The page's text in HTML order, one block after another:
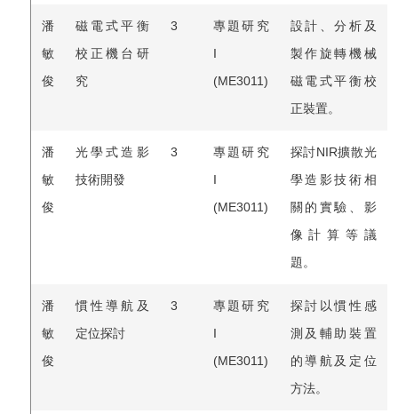
潘
敏
俊
磁電式平衡
校正機台研
究
3
專題研究
I
(ME3011)
設計、分析及
製作旋轉機械
磁電式平衡校
正裝置。
潘
敏
俊
光學式造影
技術開發
3
專題研究
I
(ME3011)
探討NIR擴散光
學造影技術相
關的實驗、影
像計算等議
題。
潘
敏
俊
慣性導航及
定位探討
3
專題研究
I
(ME3011)
探討以慣性感
測及輔助裝置
的導航及定位
方法。